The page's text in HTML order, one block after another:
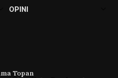
OPINI
Topan